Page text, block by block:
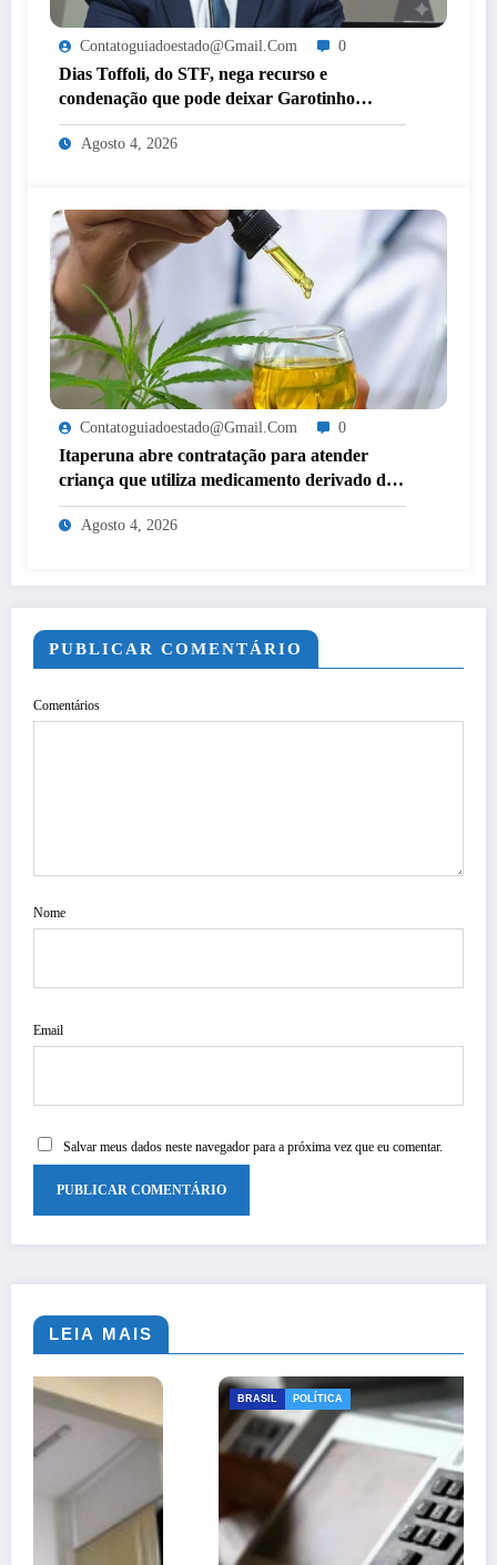
Contatoguiadoestado@gmail.com 0
Dias Toffoli, do STF, nega recurso e
condenação que pode deixar Garotinho
inelegível agora é definitiva
Agosto 4, 2026
Contatoguiadoestado@gmail.com 0
Itaperuna abre contratação para atender
criança que utiliza medicamento derivado de
cannabis por decisão judicial
Agosto 4, 2026
PUBLICAR COMENTÁRIO
Comentários
Nome
Email
Salvar meus dados neste navegador para a próxima vez que eu comentar.
LEIA MAIS
BRASIL